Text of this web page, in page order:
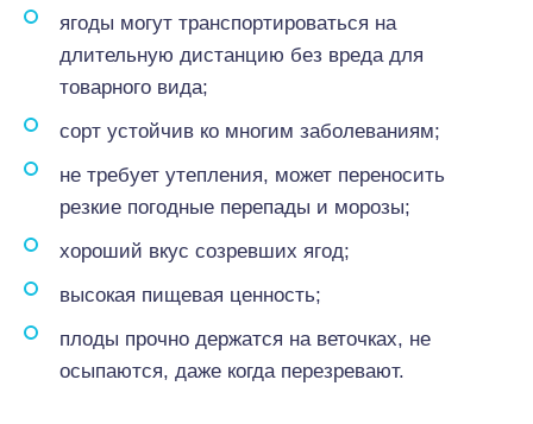
ягоды могут транспортироваться на
длительную дистанцию без вреда для
товарного вида;
сорт устойчив ко многим заболеваниям;
не требует утепления, может переносить
резкие погодные перепады и морозы;
хороший вкус созревших ягод;
высокая пищевая ценность;
плоды прочно держатся на веточках, не
осыпаются, даже когда перезревают.